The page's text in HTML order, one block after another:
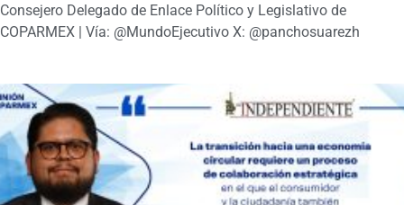
Consejero Delegado de Enlace Político y Legislativo de
COPARMEX | Vía: @MundoEjecutivo X: @panchosuarezh